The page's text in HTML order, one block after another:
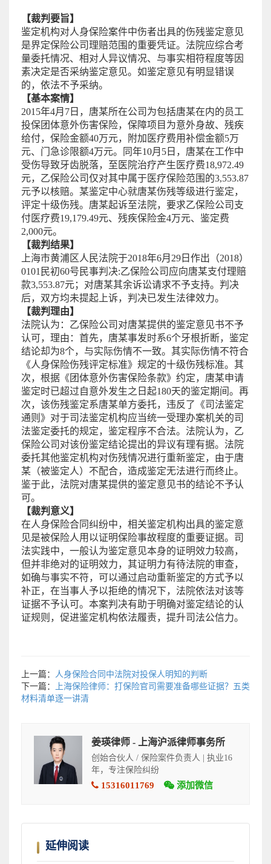
【裁判要旨】
鉴定机构对人身保险案件中伤者出具的伤残鉴定意见
是界定保险公司理赔范围的重要凭证。法院应综合考
量委托情况、相对人异议情况、与事实相符程度等因
素决定是否采纳鉴定意见。如鉴定意见有明显错误
的，依法不予采纳。
【基本案情】
2015年4月7日，唐某所在公司为包括唐某在内的员工
投保团体意外伤害保险，保障项目为意外身故、残疾
给付，保险金额40万元，附加医疗费用补偿金额5万
元、门急诊限额4万元。同年10月5日，唐某在工作中
受伤导致牙齿脱落，至医院治疗产生医疗费18,972.49
元，乙保险公司仅对其中属于医疗保险范围的3,553.87
元予以核赔。某鉴定中心就唐某伤残等级进行鉴定，
评定十级伤残。唐某起诉至法院，要求乙保险公司支
付医疗费19,179.49元、残疾保险金4万元、鉴定费
2,000元。
【裁判结果】
上海市黄浦区人民法院于2018年6月29日作出（2018）
0101民初60号民事判决:乙保险公司应向唐某支付理赔
款3,553.87元；对唐某其余诉讼请求不予支持。判决
后，双方均未提起上诉，判决已发生法律效力。
【裁判理由】
法院认为：乙保险公司对唐某提供的鉴定意见书不予
认可，理由：首先，唐某事发时系6个牙根折断，鉴定
结论却为8个，与实际伤情不一致。其实际伤情不符合
《人身保险伤残评定标准》规定的十级伤残标准。其
次，根据《团体意外伤害保险条款》约定，唐某申请
鉴定时已超过自意外发生之日起180天的鉴定期间。再
次，该伤残鉴定系唐某单方委托，违反了《司法鉴定
通则》对于司法鉴定机构应当统一受理办案机关的司
法鉴定委托的规定，鉴定程序不合法。法院认为，乙
保险公司对该份鉴定结论提出的异议有理有据。法院
委托其他鉴定机构对伤残情况进行重新鉴定，由于唐
某（被鉴定人）不配合，造成鉴定无法进行而终止。
鉴于此，法院对唐某提供的鉴定意见书的结论不予认
可。
【裁判意义】
在人身保险合同纠纷中，相关鉴定机构出具的鉴定意
见是被保险人用以证明保险事故程度的重要证据。司
法实践中，一般认为鉴定意见本身的证明效力较高，
但并非绝对的证明效力，其证明力有待法院的审查，
如确与事实不符，可以通过启动重新鉴定的方式予以
补正，在当事人予以拒绝的情况下，法院依法对该等
证据不予认可。本案判决有助于明确对鉴定结论的认
证规则，促进鉴定机构依法履责，提升司法公信力。
上一篇：
人身保险合同中法院对投保人明知的判断
下一篇：
上海保险律师：打保险官司需要准备哪些证据？五类
材料清单逐一讲清
姜瑛律师 - 上海沪派律师事务所
创始合伙人 / 保险案件负责人 | 执业16
年，专注保险纠纷
15316011769 添加微信
延伸阅读